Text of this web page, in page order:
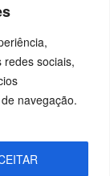
sociais,
navegação.